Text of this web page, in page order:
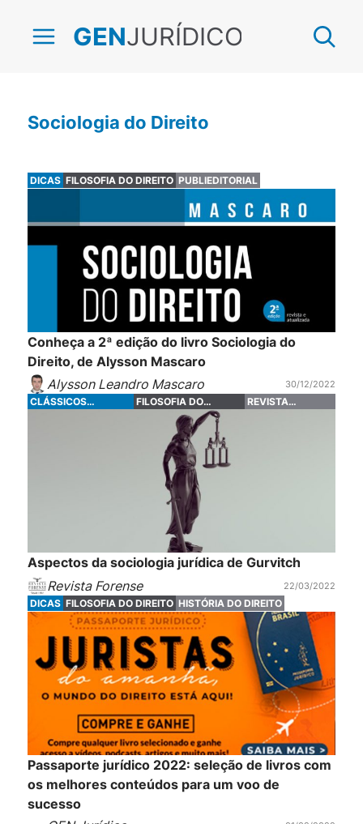
GENJURÍDICO
Sociologia do Direito
DICAS FILOSOFIA DO DIREITO PUBLIEDITORIAL
Conheça a 2ª edição do livro Sociologia do
Direito, de Alysson Mascaro
Alysson Leandro Mascaro
30/12/2022
CLÁSSICOS
FILOSOFIA DO
REVISTA
Aspectos da sociologia jurídica de Gurvitch
Revista Forense
22/03/2022
DICAS FILOSOFIA DO DIREITO HISTÓRIA DO DIREITO
Passaporte jurídico 2022: seleção de livros com
os melhores conteúdos para um voo de
sucesso